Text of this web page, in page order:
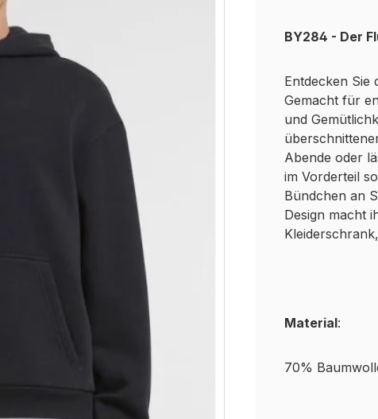
BY284 - Der
Entdecken Sie
Gemacht für
und
Abende oder
im Vorderteil
Bündchen an
Design macht
Material:
70%